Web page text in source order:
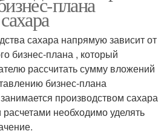
сахара напрямую зависит от
бизнес-плана , который
рассчитать сумму вложений
бизнес-плана
производством сахара
необходимо уделять